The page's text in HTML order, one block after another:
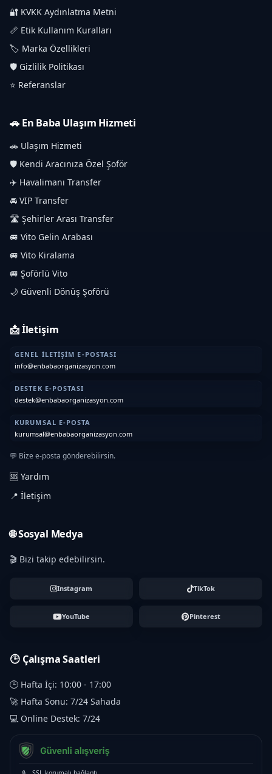
🔐 KVKK Aydınlatma Metni
📏 Etik Kullanım Kuralları
🏷️ Marka Özellikleri
🛡️ Gizlilik Politikası
⭐ Referanslar
🚗 En Baba Ulaşım Hizmeti
🚗 Ulaşım Hizmeti
🛡️ Kendi Aracınıza Özel Şoför
✈️ Havalimanı Transfer
🚘 VIP Transfer
🛣️ Şehirler Arası Transfer
🚐 Vito Gelin Arabası
🚐 Vito Kiralama
🚐 Şoförlü Vito
🌙 Güvenli Dönüş Şoförü
📩 İletişim
GENEL İLETIŞIM E-POSTASI
info@enbabaorganizasyon.com
DESTEK E-POSTASI
destek@enbabaorganizasyon.com
KURUMSAL E-POSTA
kurumsal@enbabaorganizasyon.com
💬 Bize e-posta gönderebilirsin.
🆘 Yardım
📍 İletişim
🌐 Sosyal Medya
🎬 Bizi takip edebilirsin.
Instagram TikTok
YouTube Pinterest
🕒 Çalışma Saatleri
🕒 Hafta İçi: 10:00 - 17:00
🚀 Hafta Sonu: 7/24 Sahada
💻 Online Destek: 7/24